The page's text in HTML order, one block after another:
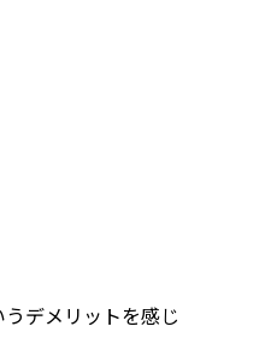
デメリットを感じ